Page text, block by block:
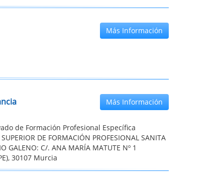
Más Información
Más Información
de Formación Profesional Específica
DE FORMACIÓN PROFESIONAL SANITA
GALENO: C/. ANA MARÍA MATUTE Nº 1
30107 Murcia